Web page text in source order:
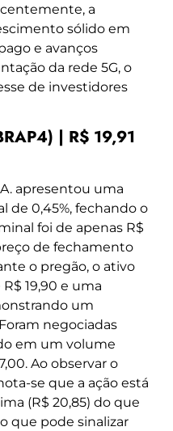
a
sólido em
e avanços
da rede 5G, o
de investidores
| R$ 19,91
apresentou uma
de 0,45%, fechando o
foi de apenas R$
de fechamento
o pregão, o ativo
19,90 e uma
um
negociadas
em um volume
Ao observar o
se que a ação está
(R$ 20,85) do que
que pode sinalizar